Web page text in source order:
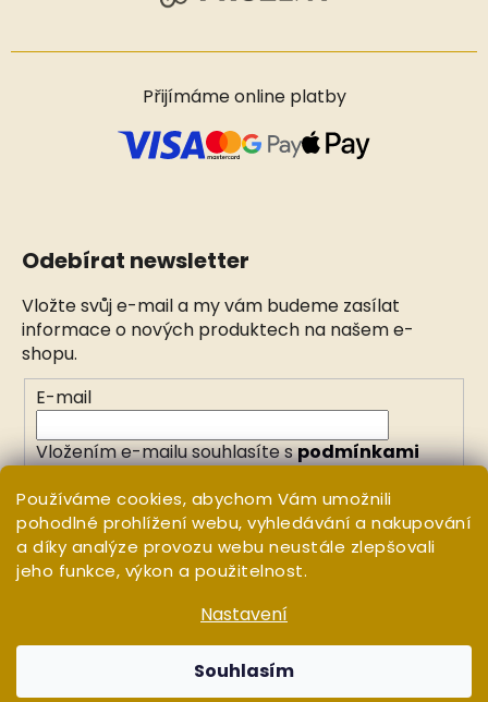
Používáme cookies, abychom Vám umožnili
pohodlné prohlížení webu, vyhledávání a nakupování
a díky analýze provozu webu neustále zlepšovali
jeho funkce, výkon a použitelnost.
Nastavení
Souhlasím
Přijímáme online platby
Odebírat newsletter
Vložte svůj e-mail a my vám budeme zasílat
informace o nových produktech na našem e-
shopu.
E-mail
Vložením e-mailu souhlasíte spodmínkami
PŘIHLÁSIT SE
Vytvořil Shoptet
WHITE ORCHID